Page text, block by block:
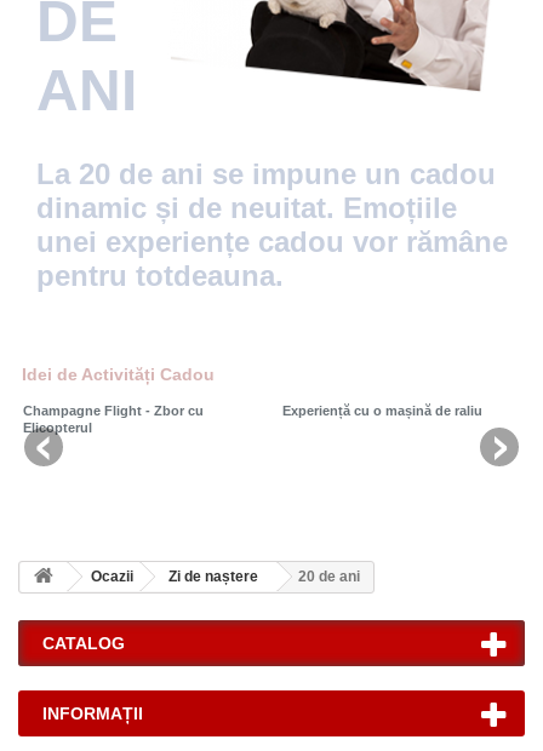
DE
ANI
La 20 de ani se impune un cadou
dinamic și de neuitat. Emoțiile
unei experiențe cadou vor rămâne
pentru totdeauna.
Idei de Activități Cadou
Champagne Flight - Zbor cu
Elicopterul
Experiență cu o mașină de raliu
Ocazii Zi de naștere 20 de ani
CATALOG
INFORMAȚII